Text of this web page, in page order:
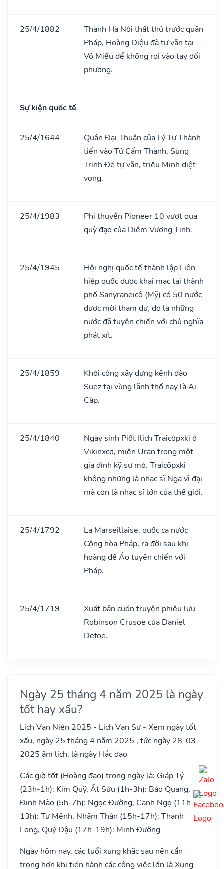
25/4/1882
Thành Hà Nội thất thủ trước quân
Pháp, Hoàng Diệu đã tự vẫn tại
Võ Miếu để không rơi vào tay đối
phương.
Sự kiện quốc tế
25/4/1644
Quân Đại Thuận của Lý Tự Thành
tiến vào Tử Cấm Thành, Sùng
Trinh Đế tự vẫn, triều Minh diệt
vong.
25/4/1983
Phi thuyền Pioneer 10 vượt qua
quỹ đạo của Diêm Vương Tinh.
25/4/1945
Hội nghị quốc tế thành lập Liên
hiệp quốc được khai mạc tại thành
phố Sanyraneicô (Mỹ) có 50 nước
được mời tham dự, đó là những
nước đã tuyên chiến với chủ nghĩa
phát xít.
25/4/1859
Khởi công xây dựng kênh đào
Suez tại vùng lãnh thổ nay là Ai
Cập.
25/4/1840
Ngày sinh Piốt Ilich Traicôpxki ở
Vikinxcơ, miền Uran trong một
gia đình kỹ sư mỏ. Traicôpxki
không những là nhạc sĩ Nga vĩ đại
mà còn là nhạc sĩ lớn của thế giới.
25/4/1792
La Marseillaise, quốc ca nước
Cộng hòa Pháp, ra đời sau khi
hoàng đế Áo tuyên chiến với
Pháp.
25/4/1719
Xuất bản cuốn truyện phiêu lưu
Robinson Crusoe của Daniel
Defoe.
Ngày 25 tháng 4 năm 2025 là ngày
tốt hay xấu?
Lịch Vạn Niên 2025 - Lịch Vạn Sự - Xem ngày tốt
xấu, ngày 25 tháng 4 năm 2025 , tức ngày 28-03-
2025 âm lịch, là ngày Hắc đạo
Các giờ tốt (Hoàng đạo) trong ngày là: Giáp Tý
(23h-1h): Kim Quỹ, Ất Sửu (1h-3h): Bảo Quang,
Đinh Mão (5h-7h): Ngọc Đường, Canh Ngọ (11h-
13h): Tư Mệnh, Nhâm Thân (15h-17h): Thanh
Long, Quý Dậu (17h-19h): Minh Đường
Ngày hôm nay, các tuổi xung khắc sau nên cẩn
trọng hơn khi tiến hành các công việc lớn là Xung